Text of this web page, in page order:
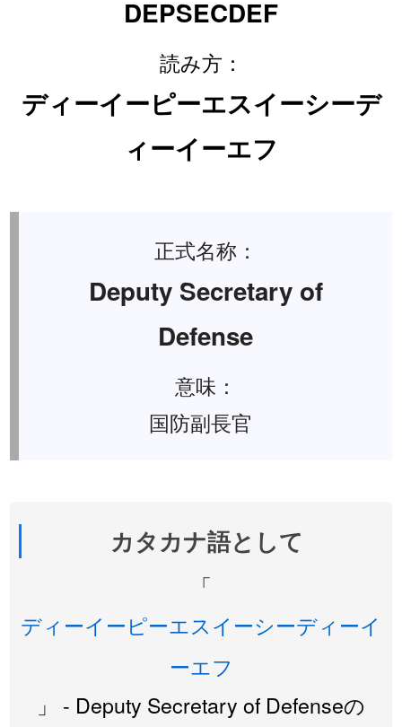
DEPSECDEF
読み方：
ディーイーピーエスイーシーデ
ィーイーエフ
正式名称：
Deputy Secretary of
Defense
意味：
国防副長官
カタカナ語として
「
ディーイーピーエスイーシーディーイ
ーエフ
」 - Deputy Secretary of Defenseの